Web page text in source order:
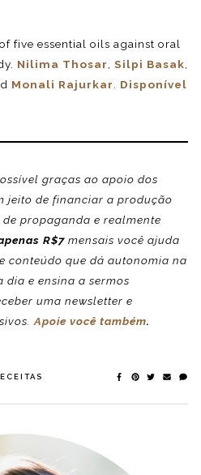
five essential oils against oral
Nilima Thosar Silpi Basak
Monali Rajurkar
Disponível
graças ao apoio dos
jeito de financiar a produção
propaganda e realmente
R$7 mensais você ajuda
conteúdo que dá autonomia na
dia e ensina a sermos
uma newsletter e
Apoie você também.